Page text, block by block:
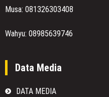
Musa: 081326303408
Wahyu: 08985639746
Data Media
DATA MEDIA